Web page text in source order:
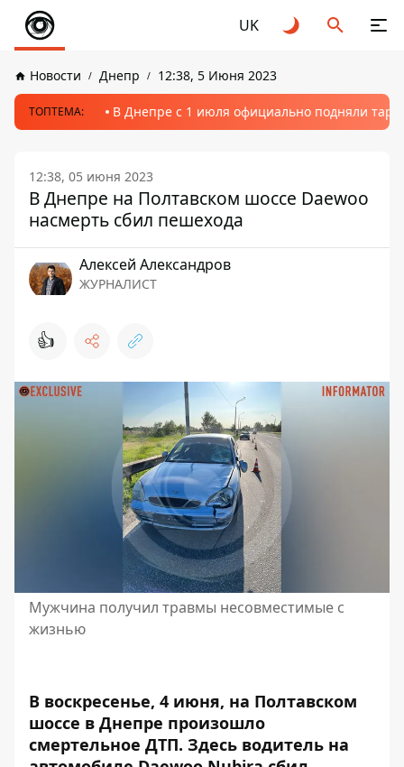
UK
Новости Днепр 12:38, 5 Июня 2023
ТОПТЕМА: В Днепре с 1 июля официально подняли
12:38, 05 июня 2023
В Днепре на Полтавском шоссе Daewoo
насмерть сбил пешехода
Алексей Александров
ЖУРНАЛИСТ
👍
Мужчина получил травмы несовместимые с
жизнью
В воскресенье, 4 июня, на Полтавском
шоссе в Днепре произошло
смертельное ДТП. Здесь водитель на